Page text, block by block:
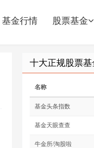
基金行情 股票基金
十大正规股票基
名称
基金头条指数
基金天眼查查
牛金所/淘股啦